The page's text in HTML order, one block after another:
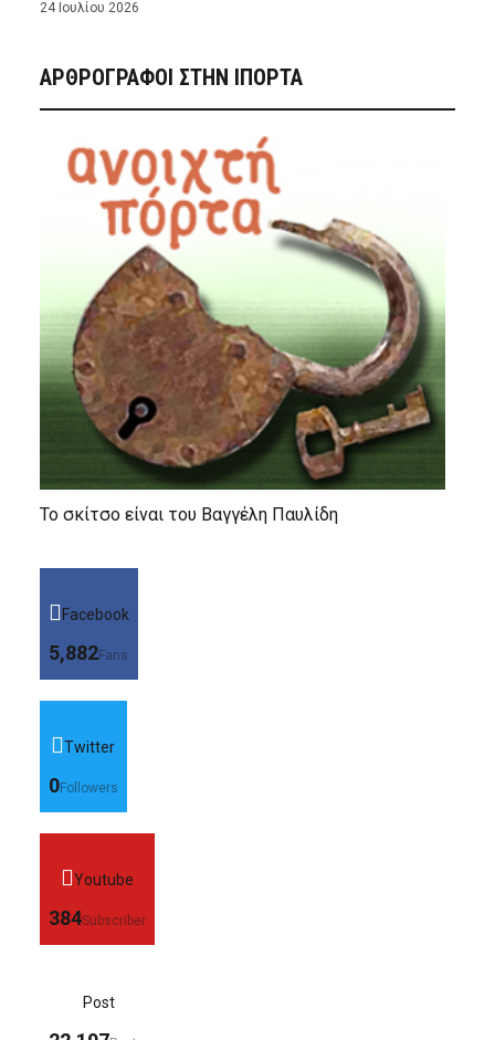
24 Ιουλίου 2026
ΑΡΘΡΟΓΡΑΦΟΙ ΣΤΗΝ IΠΟΡΤΑ
Το σκίτσο είναι του Βαγγέλη Παυλίδη
Facebook
5,882Fans
Twitter
0Followers
Youtube
384Subscriber
Post